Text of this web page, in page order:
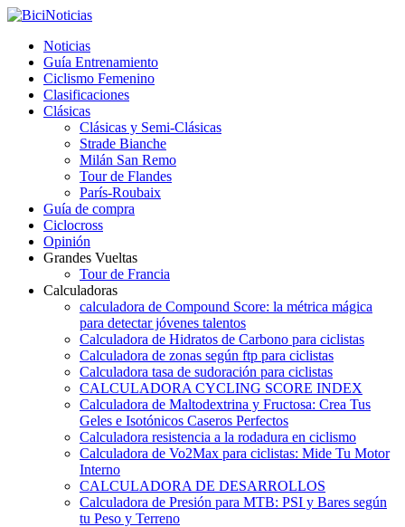
Noticias
Guía Entrenamiento
Ciclismo Femenino
Clasificaciones
Clásicas
Clásicas y Semi-Clásicas
Strade Bianche
Milán San Remo
Tour de Flandes
París-Roubaix
Guía de compra
Ciclocross
Opinión
Grandes Vueltas
Tour de Francia
Calculadoras
calculadora de Compound Score: la métrica mágica
para detectar jóvenes talentos
Calculadora de Hidratos de Carbono para ciclistas
Calculadora de zonas según ftp para ciclistas
Calculadora tasa de sudoración para ciclistas
CALCULADORA CYCLING SCORE INDEX
Calculadora de Maltodextrina y Fructosa: Crea Tus
Geles e Isotónicos Caseros Perfectos
Calculadora resistencia a la rodadura en ciclismo
Calculadora de Vo2Max para ciclistas: Mide Tu Motor
Interno
CALCULADORA DE DESARROLLOS
Calculadora de Presión para MTB: PSI y Bares según
tu Peso y Terreno